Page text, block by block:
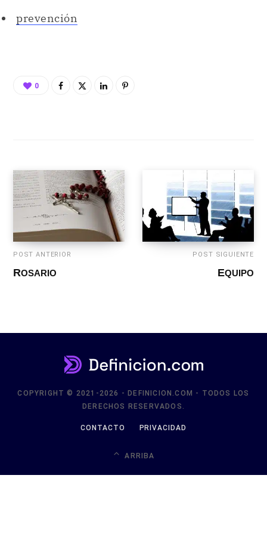
prevención
0
POST ANTERIOR
ROSARIO
POST SIGUIENTE
EQUIPO
COPYRIGHT © 2021-2026 - DEFINICION.COM - TODOS LOS
DERECHOS RESERVADOS.
CONTACTO PRIVACIDAD
ARRIBA